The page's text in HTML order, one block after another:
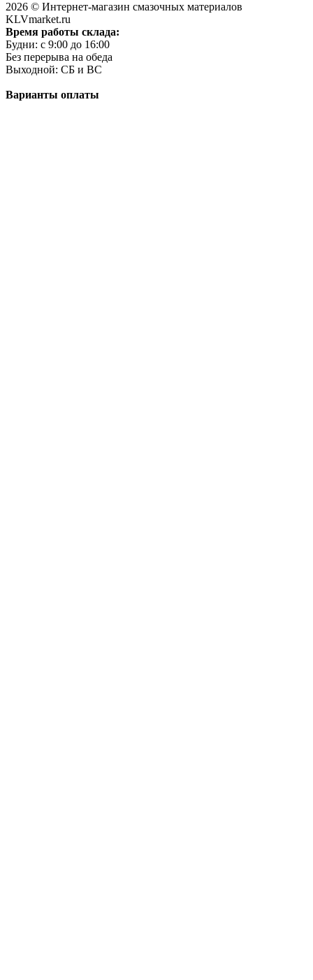
2026 © Интернет-магазин смазочных материалов
KLVmarket.ru
Время работы склада:
Будни: c 9:00 до 16:00
Без перерыва на обеда
Выходной: СБ и ВС
Варианты оплаты